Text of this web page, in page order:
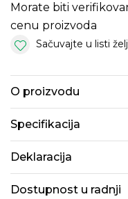
Morate biti
cenu proizvoda
Sačuvajte u listi
O proizvodu
Specifikacija
Deklaracija
Dostupnost u radnji